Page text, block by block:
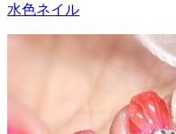
水色ネイル